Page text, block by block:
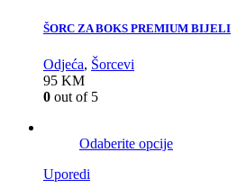
ŠORC ZA BOKS PREMIUM BIJELI
Odjeća, Šorcevi
95 KM
0 out of 5
Odaberite opcije
Uporedi